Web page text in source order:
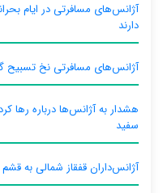
آژانس‌های مسافرتی در ایام
دارند
آژانس‌های مسافرتی نخ تسبیح
هشدار به آژانس‌ها درباره رها
سفید
آژانس‌داران قفقاز شمالی به